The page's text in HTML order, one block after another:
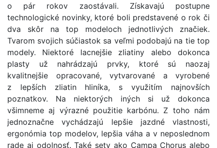
o pár rokov zaostávali. Získavajú postupne
technologické novinky, ktoré boli predstavené o rok či
dva skôr na top modeloch jednotlivých značiek.
Tvarom svojich súčiastok sa veľmi podobajú na tie top
modely. Niektoré lacnejšie zliatiny alebo dokonca
plasty už nahrádzajú prvky, ktoré sú naozaj
kvalitnejšie opracované, vytvarované a vyrobené
z lepších zliatin hliníka, s využitím najnovších
poznatkov. Na niektorých iných si už dokonca
všimneme aj výrazné použitie karbónu. Z toho nám
jednoznačne vychádzajú lepšie jazdné vlastnosti,
ergonómia top modelov, lepšia váha a v neposlednom
rade aj odolnosť. Také sety ako Campa Chorus alebo